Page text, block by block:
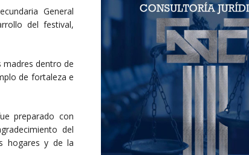
General
del festival,
madres dentro de
de fortaleza e
preparado con
del
hogares y de la